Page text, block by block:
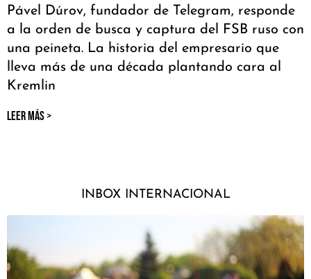
Pável Dúrov, fundador de Telegram, responde
a la orden de busca y captura del FSB ruso con
una peineta. La historia del empresario que
lleva más de una década plantando cara al
Kremlin
LEER MÁS >
INBOX INTERNACIONAL